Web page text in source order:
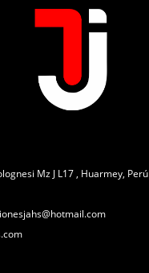
Mz J L17 , Huarmey, Perú